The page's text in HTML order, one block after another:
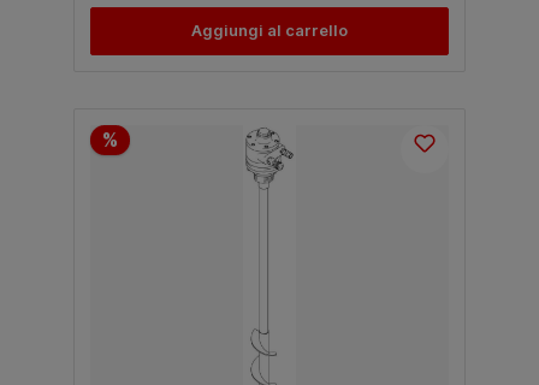
Aggiungi al carrello
%